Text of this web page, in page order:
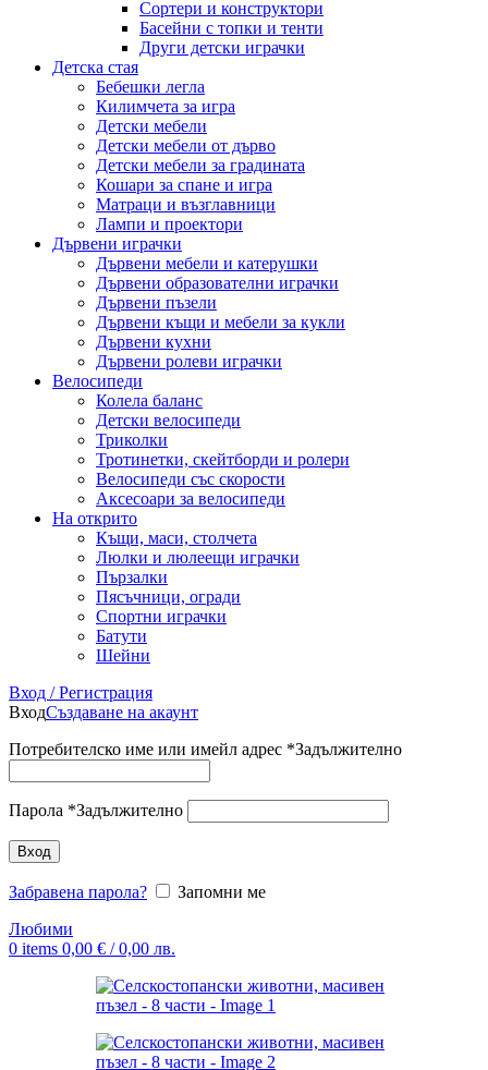
Сортери и конструктори
Басейни с топки и тенти
Други детски играчки
Детска стая
Бебешки легла
Килимчета за игра
Детски мебели
Детски мебели от дърво
Детски мебели за градината
Кошари за спане и игра
Матраци и възглавници
Лампи и проектори
Дървени играчки
Дървени мебели и катерушки
Дървени образователни играчки
Дървени пъзели
Дървени къщи и мебели за кукли
Дървени кухни
Дървени ролеви играчки
Велосипеди
Колела баланс
Детски велосипеди
Триколки
Тротинетки, скейтборди и ролери
Велосипеди със скорости
Аксесоари за велосипеди
На открито
Къщи, маси, столчета
Люлки и люлеещи играчки
Пързалки
Пясъчници, огради
Спортни играчки
Батути
Шейни
Вход / Регистрация
ВходСъздаване на акаунт
Потребителско име или имейл адрес *Задължително
Парола *Задължително
Вход
Забравена парола?
Запомни ме
Любими
0 items 0,00 € / 0,00 лв.